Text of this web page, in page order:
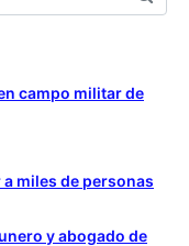
campo militar de
miles de personas
y abogado de